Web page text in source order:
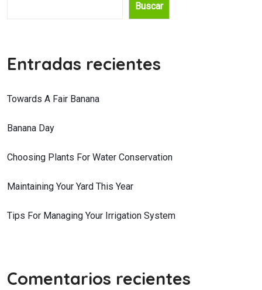
Buscar
Entradas recientes
Towards A Fair Banana
Banana Day
Choosing Plants For Water Conservation
Maintaining Your Yard This Year
Tips For Managing Your Irrigation System
Comentarios recientes